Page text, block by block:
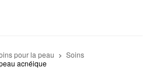
pour la peau
Soins
acnéique